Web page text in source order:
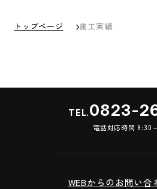
トップページ 施工実績
TEL.0823-
電話対応時間 8:30
WEBからのお問い合